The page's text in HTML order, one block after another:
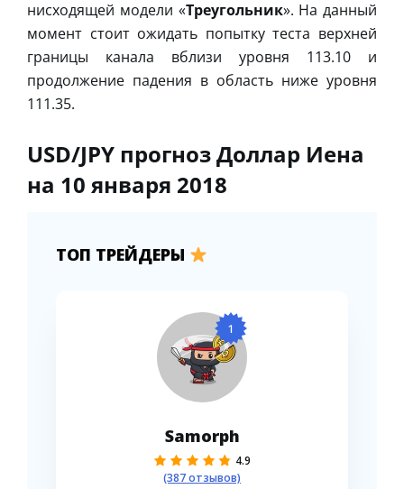
нисходящей модели «Треугольник». На данный
момент стоит ожидать попытку теста верхней
границы канала вблизи уровня 113.10 и
продолжение падения в область ниже уровня
111.35.
USD/JPY прогноз Доллар Иена
на 10 января 2018
ТОП ТРЕЙДЕРЫ
1
Samorph
4.9
(387 отзывов)